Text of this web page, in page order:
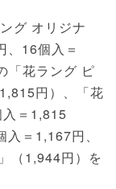
グ オリジナ
、16個入＝
「花ラング ピ
円）、「花
＝1,815
＝1,167円、
（1,944円）を